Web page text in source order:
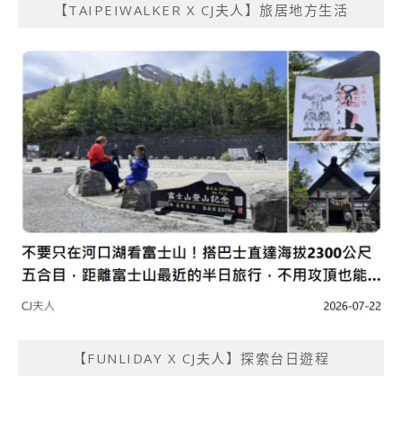
【TAIPEIWALKER X CJ夫人】旅居地方生活
【FUNLIDAY X CJ夫人】探索台日遊程